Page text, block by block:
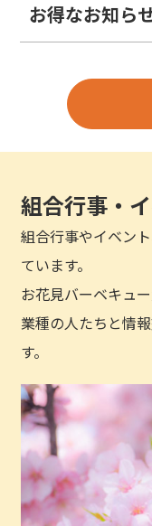
お得なお知ら
組合行事・
組合行事やイベン
ています。
お花見バーベキュ
業種の人たちと情
す。